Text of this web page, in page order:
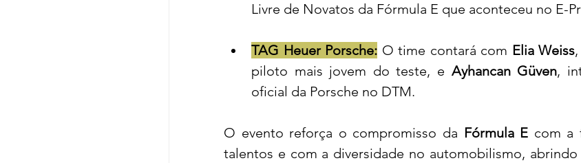
Livre de Novatos da Fórmula E que aconteceu no E-
TAG Heuer Porsche: O time contará com Elia Weiss
piloto mais jovem do teste, e Ayhancan Güven,
oficial da Porsche no DTM.
O evento reforça o compromisso da Fórmula E com a
talentos e com a diversidade no automobilismo, abrindo